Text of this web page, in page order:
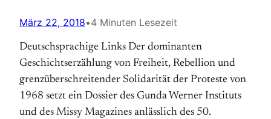
März 22, 2018•4 Minuten Lesezeit
Deutschsprachige Links Der dominanten
Geschichtserzählung von Freiheit, Rebellion und
grenzüberschreitender Solidarität der Proteste von
1968 setzt ein Dossier des Gunda Werner Instituts
und des Missy Magazines anlässlich des 50.